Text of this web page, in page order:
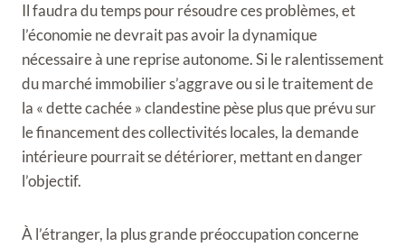
Il faudra du temps pour résoudre ces problèmes, et
l’économie ne devrait pas avoir la dynamique
nécessaire à une reprise autonome. Si le ralentissement
du marché immobilier s’aggrave ou si le traitement de
la « dette cachée » clandestine pèse plus que prévu sur
le financement des collectivités locales, la demande
intérieure pourrait se détériorer, mettant en danger
l’objectif.
À l’étranger, la plus grande préoccupation concerne